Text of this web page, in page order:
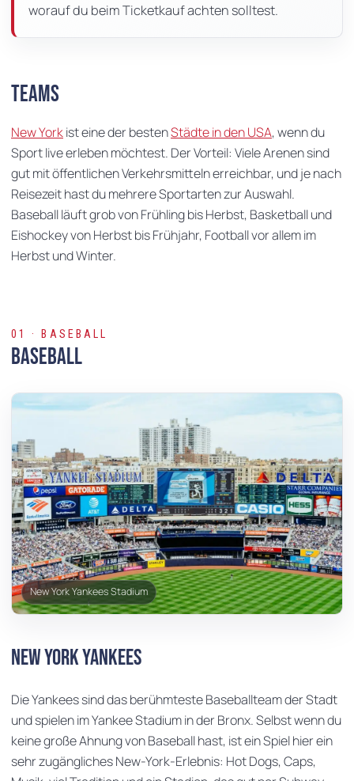
worauf du beim Ticketkauf achten solltest.
Teams
New Yorkist eine der bestenStädte in den USA, wenn du
Sport live erleben möchtest. Der Vorteil: Viele Arenen sind
gut mit öffentlichen Verkehrsmitteln erreichbar, und je nach
Reisezeit hast du mehrere Sportarten zur Auswahl.
Baseball läuft grob von Frühling bis Herbst, Basketball und
Eishockey von Herbst bis Frühjahr, Football vor allem im
Herbst und Winter.
01 · BASEBALL
Baseball
New York Yankees Stadium
New York Yankees
Die Yankees sind das berühmteste Baseballteam der Stadt
und spielen im Yankee Stadium in der Bronx. Selbst wenn du
keine große Ahnung von Baseball hast, ist ein Spiel hier ein
sehr zugängliches New-York-Erlebnis: Hot Dogs, Caps,